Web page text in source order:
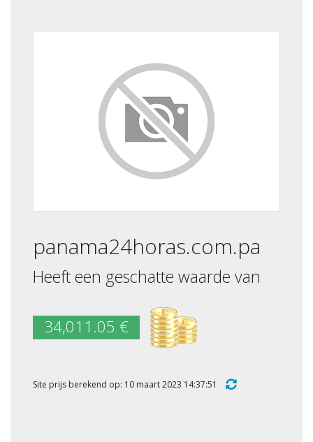
panama24horas.com.pa
Heeft een geschatte waarde van
34,011.05 €
Site prijs berekend op: 10 maart 2023 14:37:51